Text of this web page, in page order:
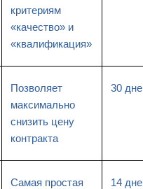
критериям
«качество» и
«квалификация»
Позволяет
максимально
снизить цену
контракта
30
Самая простая
14